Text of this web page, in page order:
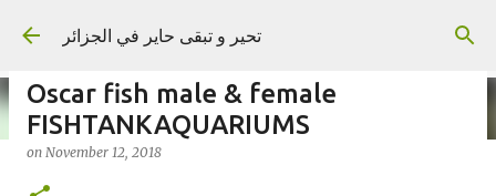
Skip to main content
تحير و تبقى حاير في الجزائر
on
Oscar fish male & female
FISHTANKAQUARIUMS
on November 12, 2018